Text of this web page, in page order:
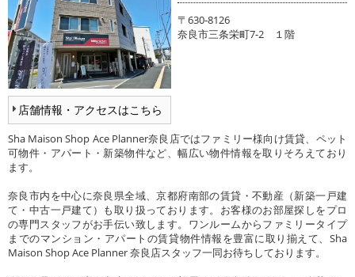
店舗情報・アクセスはこちら
〒630-8126
奈良市三条栄町7-2 １階
Sha Maison Shop Ace Planner奈良店ではファミリー様向け賃貸、ペット
可物件・アパート・新築物件など、幅広い物件情報を取りそろえており
ます。
奈良市内を中心に奈良県全域、京都府南部の賃貸・不動産（新築一戸建
て・中古一戸建て）も取り扱っております。お客様のお部屋探しをプロ
の専門スタッフがお手伝い致します。ワンルームからファミリータイプ
までのマンション・アパートの賃貸物件情報を豊富に取り揃えて、Sha
Maison Shop Ace Planner 奈良店スタッフ一同お待ちしております。